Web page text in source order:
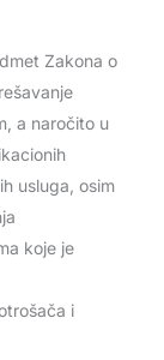
Zakona o
a naročito u
usluga, osim
koje je
i